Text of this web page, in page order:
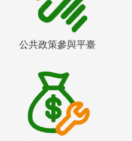
公共政策參與平臺